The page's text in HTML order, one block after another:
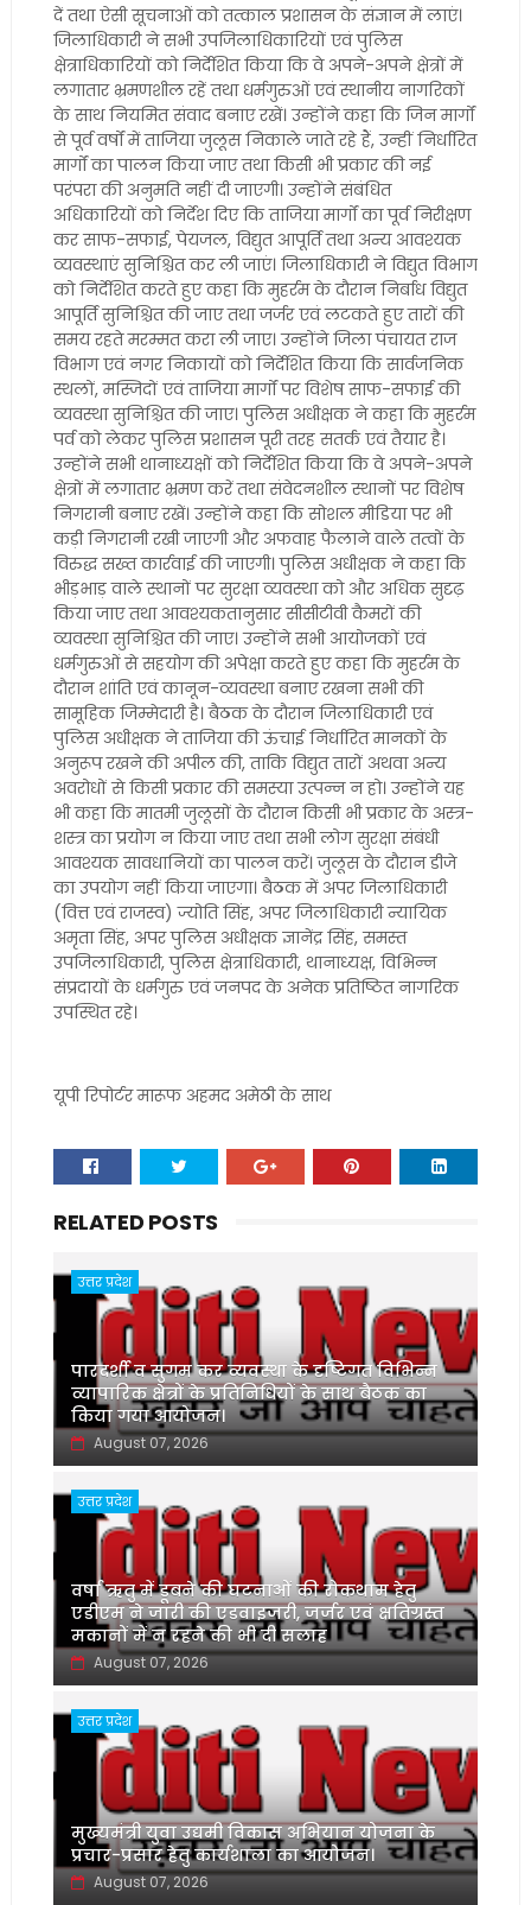
दें तथा ऐसी सूचनाओं को तत्काल प्रशासन के संज्ञान में लाएं।
जिलाधिकारी ने सभी उपजिलाधिकारियों एवं पुलिस
क्षेत्राधिकारियों को निर्देशित किया कि वे अपने-अपने क्षेत्रों में
लगातार भ्रमणशील रहें तथा धर्मगुरुओं एवं स्थानीय नागरिकों
के साथ नियमित संवाद बनाए रखें। उन्होंने कहा कि जिन मार्गों
से पूर्व वर्षों में ताजिया जुलूस निकाले जाते रहे हैं, उन्हीं निर्धारित
मार्गों का पालन किया जाए तथा किसी भी प्रकार की नई
परंपरा की अनुमति नहीं दी जाएगी। उन्होंने संबंधित
अधिकारियों को निर्देश दिए कि ताजिया मार्गों का पूर्व निरीक्षण
कर साफ-सफाई, पेयजल, विद्युत आपूर्ति तथा अन्य आवश्यक
व्यवस्थाएं सुनिश्चित कर ली जाएं। जिलाधिकारी ने विद्युत विभाग
को निर्देशित करते हुए कहा कि मुहर्रम के दौरान निर्बाध विद्युत
आपूर्ति सुनिश्चित की जाए तथा जर्जर एवं लटकते हुए तारों की
समय रहते मरम्मत करा ली जाए। उन्होंने जिला पंचायत राज
विभाग एवं नगर निकायों को निर्देशित किया कि सार्वजनिक
स्थलों, मस्जिदों एवं ताजिया मार्गों पर विशेष साफ-सफाई की
व्यवस्था सुनिश्चित की जाए। पुलिस अधीक्षक ने कहा कि मुहर्रम
पर्व को लेकर पुलिस प्रशासन पूरी तरह सतर्क एवं तैयार है।
उन्होंने सभी थानाध्यक्षों को निर्देशित किया कि वे अपने-अपने
क्षेत्रों में लगातार भ्रमण करें तथा संवेदनशील स्थानों पर विशेष
निगरानी बनाए रखें। उन्होंने कहा कि सोशल मीडिया पर भी
कड़ी निगरानी रखी जाएगी और अफवाह फैलाने वाले तत्वों के
विरुद्ध सख्त कार्रवाई की जाएगी। पुलिस अधीक्षक ने कहा कि
भीड़भाड़ वाले स्थानों पर सुरक्षा व्यवस्था को और अधिक सुदृढ़
किया जाए तथा आवश्यकतानुसार सीसीटीवी कैमरों की
व्यवस्था सुनिश्चित की जाए। उन्होंने सभी आयोजकों एवं
धर्मगुरुओं से सहयोग की अपेक्षा करते हुए कहा कि मुहर्रम के
दौरान शांति एवं कानून-व्यवस्था बनाए रखना सभी की
सामूहिक जिम्मेदारी है। बैठक के दौरान जिलाधिकारी एवं
पुलिस अधीक्षक ने ताजिया की ऊंचाई निर्धारित मानकों के
अनुरूप रखने की अपील की, ताकि विद्युत तारों अथवा अन्य
अवरोधों से किसी प्रकार की समस्या उत्पन्न न हो। उन्होंने यह
भी कहा कि मातमी जुलूसों के दौरान किसी भी प्रकार के अस्त्र-
शस्त्र का प्रयोग न किया जाए तथा सभी लोग सुरक्षा संबंधी
आवश्यक सावधानियों का पालन करें। जुलूस के दौरान डीजे
का उपयोग नहीं किया जाएगा। बैठक में अपर जिलाधिकारी
(वित्त एवं राजस्व) ज्योति सिंह, अपर जिलाधिकारी न्यायिक
अमृता सिंह, अपर पुलिस अधीक्षक ज्ञानेंद्र सिंह, समस्त
उपजिलाधिकारी, पुलिस क्षेत्राधिकारी, थानाध्यक्ष, विभिन्न
संप्रदायों के धर्मगुरु एवं जनपद के अनेक प्रतिष्ठित नागरिक
उपस्थित रहे।
यूपी रिपोर्टर मारूफ अहमद अमेठी के साथ
RELATED POSTS
उत्तर प्रदेश
पारदर्शी व सुगम कर व्यवस्था के दृष्टिगत विभिन्न
व्यापारिक क्षेत्रों के प्रतिनिधियों के साथ बैठक का
किया गया आयोजन।
August 07, 2026
उत्तर प्रदेश
वर्षा ऋतु में डूबने की घटनाओं की रोकथाम हेतु
एडीएम ने जारी की एडवाइजरी, जर्जर एवं क्षतिग्रस्त
मकानों में न रहने की भी दी सलाह
August 07, 2026
उत्तर प्रदेश
मुख्यमंत्री युवा उद्यमी विकास अभियान योजना के
प्रचार-प्रसार हेतु कार्यशाला का आयोजन।
August 07, 2026